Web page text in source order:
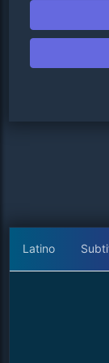
Latino